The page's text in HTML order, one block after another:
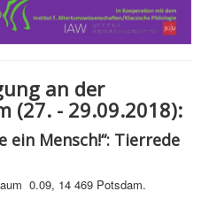
an der
(27. - 29.09.2018):
ein Mensch!“: Tierrede
0.09, 14 469 Potsdam.